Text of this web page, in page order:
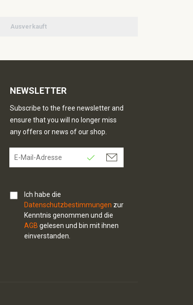
Ausverkauft
NEWSLETTER
Subscribe to the free newsletter and
ensure that you will no longer miss
any offers or news of our shop.
Ich habe die
Datenschutzbestimmungen zur
Kenntnis genommen und die
AGB gelesen und bin mit ihnen
einverstanden.